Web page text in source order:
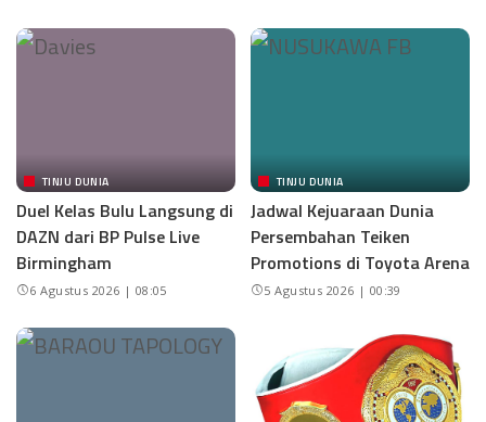
TINJU DUNIA
Duel Kelas Bulu Langsung di
DAZN dari BP Pulse Live
Birmingham
6 Agustus 2026 | 08:05
TINJU DUNIA
Jadwal Kejuaraan Dunia
Persembahan Teiken
Promotions di Toyota Arena
5 Agustus 2026 | 00:39